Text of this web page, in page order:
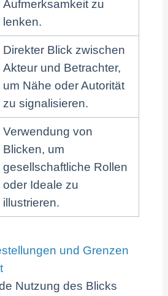
Aufmerksamkeit zu
lenken.
Direkter Blick zwischen
Akteur und Betrachter,
um Nähe oder Autorität
zu signalisieren.
Verwendung von
Blicken, um
gesellschaftliche Rollen
oder Ideale zu
illustrieren.
und Grenzen
Nutzung des Blicks